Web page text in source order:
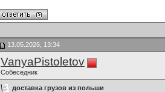
13.05.2026, 13:34
VanyaPistoletov
Собеседник
доставка грузов из польши